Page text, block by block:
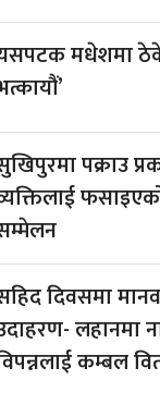
मधेशमा
पक्राउ
दिवसमा
लहानमा
कम्बल